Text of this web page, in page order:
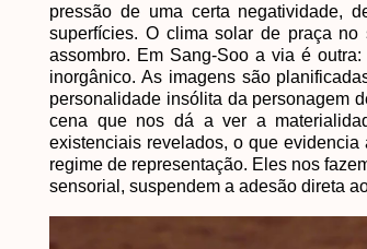
pressão de uma certa negatividade,
superfícies. O clima solar de praça
assombro. Em Sang-Soo a via é
inorgânico. As imagens são
personalidade insólita da personagem
cena que nos dá a ver a
existenciais revelados, o que evidencia
regime de representação. Eles nos
sensorial, suspendem a adesão direta